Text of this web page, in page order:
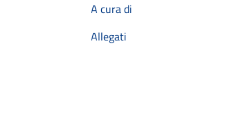
A cura di
Allegati